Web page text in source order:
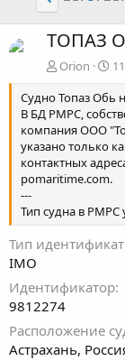
ТОПАЗ
Orion
Судно Топаз Обь
В БД РМРС,
компания ООО
указано только
контактных
pomaritime.com.
---
Тип судна в РМРС
Тип
IMO
Идентификатор
9812274
Расположение
Астрахань,